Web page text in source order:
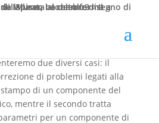
conservazione
dei parametri
due diversi casi: il
di problemi legati alla
di un componente del
mentre il secondo tratta
per un componente di